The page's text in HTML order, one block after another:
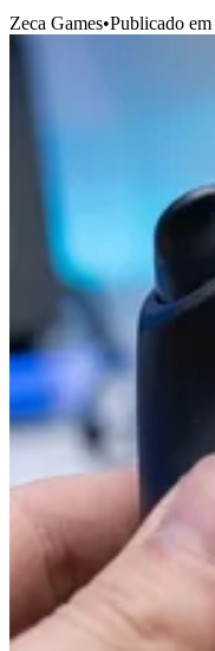
Zeca Games•Publicado